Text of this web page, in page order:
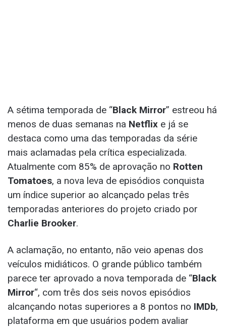
A sétima temporada de “Black Mirror” estreou há
menos de duas semanas na Netflix e já se
destaca como uma das temporadas da série
mais aclamadas pela crítica especializada.
Atualmente com 85% de aprovação no Rotten
Tomatoes, a nova leva de episódios conquista
um índice superior ao alcançado pelas três
temporadas anteriores do projeto criado por
Charlie Brooker.
A aclamação, no entanto, não veio apenas dos
veículos midiáticos. O grande público também
parece ter aprovado a nova temporada de “Black
Mirror“, com três dos seis novos episódios
alcançando notas superiores a 8 pontos no IMDb,
plataforma em que usuários podem avaliar